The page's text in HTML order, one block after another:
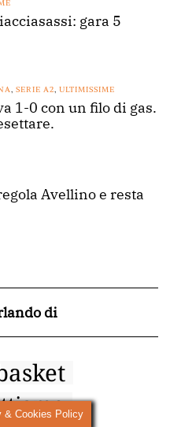
gara 5
, SERIE A2, ULTIMISSIME
1-0 con un filo di gas.
Avellino e resta
di
& Cookies Policy